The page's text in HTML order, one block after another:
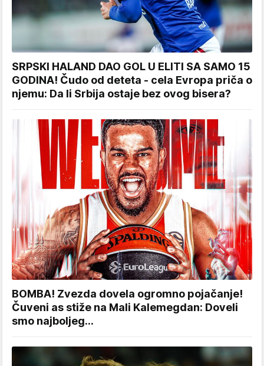
SRPSKI HALAND DAO GOL U ELITI SA SAMO 15
GODINA! Čudo od deteta - cela Evropa priča o
njemu: Da li Srbija ostaje bez ovog bisera?
BOMBA! Zvezda dovela ogromno pojačanje!
Čuveni as stiže na Mali Kalemegdan: Doveli
smo najboljeg...